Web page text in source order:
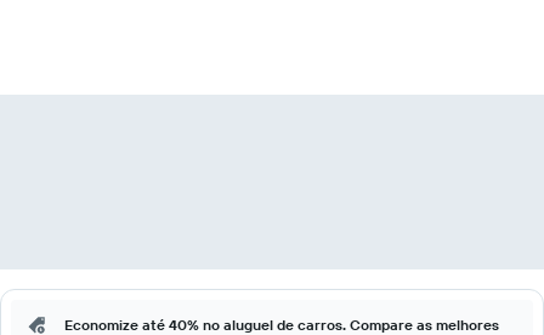
Economize até 40% no aluguel de carros. Compare as melhores